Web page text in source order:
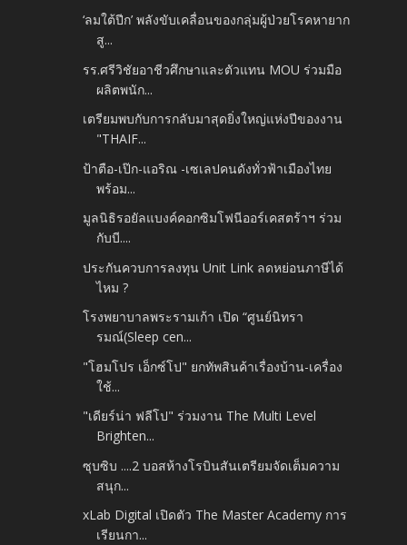
‘ลมใต้ปีก’ พลังขับเคลื่อนของกลุ่มผู้ป่วยโรคหายาก
สู...
รร.ศรีวิชัยอาชีวศึกษาและตัวแทน MOU ร่วมมือ
ผลิตพนัก...
เตรียมพบกับการกลับมาสุดยิ่งใหญ่แห่งปีของงาน
"THAIF...
ป้าตือ-เป๊ก-แอริณ -เซเลปคนดังทั่วฟ้าเมืองไทย
พร้อม...
มูลนิธิรอยัลแบงค์คอกซิมโฟนีออร์เคสตร้าฯ ร่วม
กับบี....
ประกันควบการลงทุน Unit Link ลดหย่อนภาษีได้
ไหม ?
โรงพยาบาลพระรามเก้า เปิด “ศูนย์นิทรา
รมณ์(Sleep cen...
"โฮมโปร เอ็กซ์โป" ยกทัพสินค้าเรื่องบ้าน-เครื่อง
ใช้...
"เดียร์น่า ฟลีโป" ร่วมงาน The Multi Level
Brighten...
ซุบซิบ ....2 บอสห้างโรบินสันเตรียมจัดเต็มความ
สนุก...
xLab Digital เปิดตัว The Master Academy การ
เรียนกา...